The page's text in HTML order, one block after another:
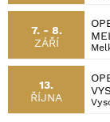
7. - 8.
ZÁŘÍ
13.
ŘÍJNA